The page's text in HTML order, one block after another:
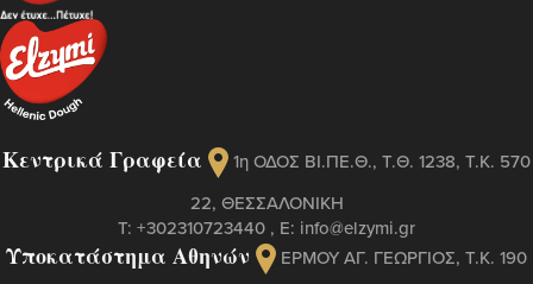
Κεντρικά Γραφεία
1η ΟΔΟΣ ΒΙ.ΠΕ.Θ., Τ.Θ. 1238, Τ.Κ. 570
22, ΘΕΣΣΑΛΟΝΙΚΗ
Τ: +302310723440 , Ε: info@elzymi.gr
Υποκατάστημα Αθηνών
ΕΡΜΟΥ ΑΓ. ΓΕΩΡΓΙΟΣ, T.K. 190